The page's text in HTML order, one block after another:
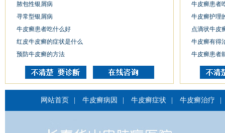
脓包性银屑病
寻常型银屑病
牛皮癣患者吃什么好
红皮牛皮癣的症状是什么
预防牛皮癣的方法
牛皮癣患者
牛皮癣护理
点滴状牛皮
牛皮癣有得
牛皮癣患者
网站首页 牛皮癣病因 牛皮癣症状 牛皮癣治疗